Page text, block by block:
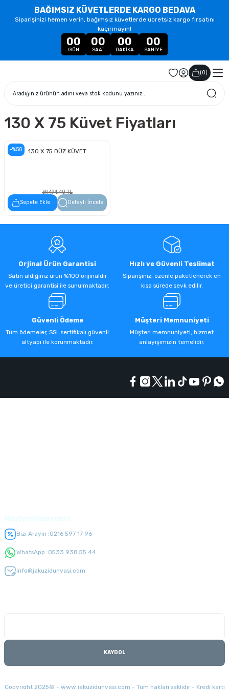
BAĞIMSIZ KÜVETLERDE KARGO BEDAVA
Siparişinizi hemen verin, bağımsız küvetlerde ücretsiz kargo fırsatını
kaçırmayın!
00
GÜN
00
SAAT
00
DAKIKA
00
SANIYE
(0)
130 X 75 Küvet Fiyatları
-%50 130 X 75 DÜZ KÜVET
39.494,40 TL
19.747,20 TL
Sepete Ekle Detaylı İncele
Orjinal Ürün Garantisi
Satın aldığınız ürün %100 orijinaldir
ve üretici garantisi ile sunulmaktadır.
Hızlı ve Güvenli Teslimat
Siparişiniz, özenle paketlenerek en
kısa sürede sevk edilir.
Güvenli Ödeme
Tüm ödemeler, SSL sertifikalı güvenli
altyapı ile korunmaktadır.
Müşteri Memnuniyeti
Müşteri memnuniyeti, hizmet
anlayışımızın temelidir.
Bizi Arayın :0216 597 17 96
WhatsApp :0533 938 55 44
info@jakuzidunyasi.com
KAYDOL
Copyright 2025© - www.jakuzidunyasi.com - Tüm hakları saklıdır - Kredi kartı